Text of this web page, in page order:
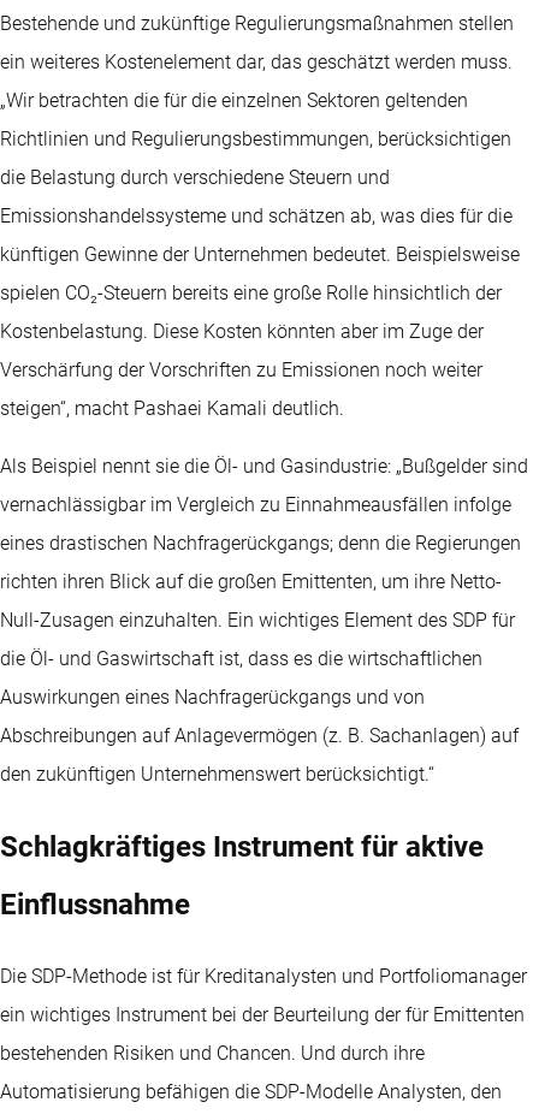
Bestehende und zukünftige Regulierungsmaßnahmen stellen
ein weiteres Kostenelement dar, das geschätzt werden muss.
„Wir betrachten die für die einzelnen Sektoren geltenden
Richtlinien und Regulierungsbestimmungen, berücksichtigen
die Belastung durch verschiedene Steuern und
Emissionshandelssysteme und schätzen ab, was dies für die
künftigen Gewinne der Unternehmen bedeutet. Beispielsweise
spielen CO₂-Steuern bereits eine große Rolle hinsichtlich der
Kostenbelastung. Diese Kosten könnten aber im Zuge der
Verschärfung der Vorschriften zu Emissionen noch weiter
steigen“, macht Pashaei Kamali deutlich.
Als Beispiel nennt sie die Öl- und Gasindustrie: „Bußgelder sind
vernachlässigbar im Vergleich zu Einnahmeausfällen infolge
eines drastischen Nachfragerückgangs; denn die Regierungen
richten ihren Blick auf die großen Emittenten, um ihre Netto-
Null-Zusagen einzuhalten. Ein wichtiges Element des SDP für
die Öl- und Gaswirtschaft ist, dass es die wirtschaftlichen
Auswirkungen eines Nachfragerückgangs und von
Abschreibungen auf Anlagevermögen (z. B. Sachanlagen) auf
den zukünftigen Unternehmenswert berücksichtigt.“
Schlagkräftiges Instrument für aktive
Einflussnahme
Die SDP-Methode ist für Kreditanalysten und Portfoliomanager
ein wichtiges Instrument bei der Beurteilung der für Emittenten
bestehenden Risiken und Chancen. Und durch ihre
Automatisierung befähigen die SDP-Modelle Analysten, den